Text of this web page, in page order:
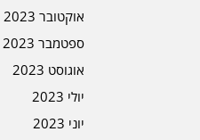
אוקטובר 2023
ספטמבר 2023
אוגוסט 2023
יולי 2023
יוני 2023